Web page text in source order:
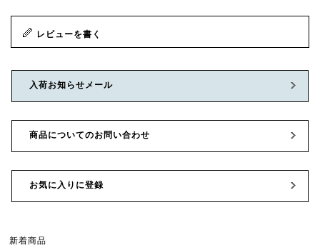
レビューを書く
入荷お知らせメール
商品についてのお問い合わせ
お気に入りに登録
新着商品